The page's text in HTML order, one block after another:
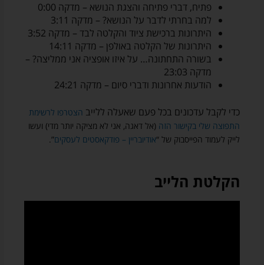
פתיח, דברי פתיחה והצגת הנושא – מדקה 0:00
למה בחרתי לדבר על הנושא? – מדקה 3:11
היתרונות ברכישת ציוד והקלטה לבד – מדקה 3:52
היתרונות של הקלטה באולפן – מדקה 14:11
בשורה התחתונה… על איזו אופציה אני ממליצה? –
מדקה 23:03
הודעות אחרונות ודברי סיום – מדקה 24:21
כדי לקבל עדכונים בכל פעם שאעלה ללייב הצטרפו לרשימת
התפוצה שלי בקישור הזה (אל דאגה, אני לא מציקה יותר מדי) ועשו
לייק לעמוד הפייסבוק של “אודיובריין – פודקאסטים לעסקים”.
הקלטת הלייב